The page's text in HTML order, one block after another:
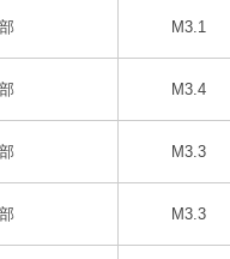
M3.1
M3.4
M3.3
M3.3